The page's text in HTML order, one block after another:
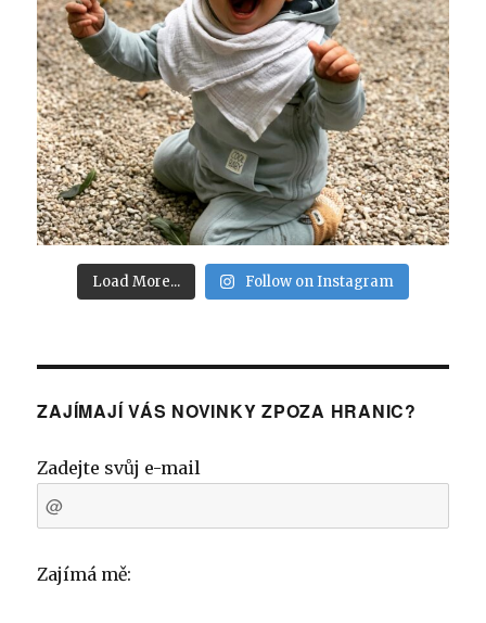
Load More... Follow on Instagram
ZAJÍMAJÍ VÁS NOVINKY ZPOZA HRANIC?
Zadejte svůj e-mail
Zajímá mě: